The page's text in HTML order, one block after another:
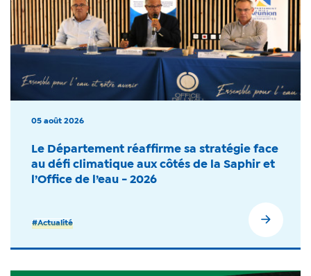
05 août 2026
Le Département réaffirme sa stratégie face
au défi climatique aux côtés de la Saphir et
l’Office de l’eau - 2026
#Actualité